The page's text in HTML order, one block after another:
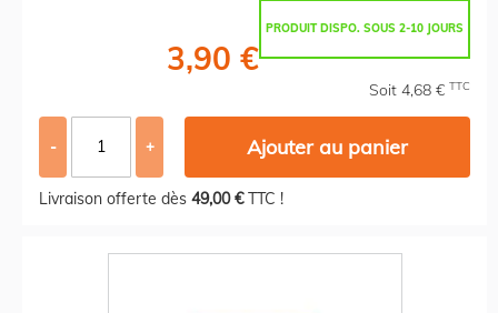
PRODUIT DISPO. SOUS 2-10 JOURS
3,90 €
Soit 4,68 € TTC
- + Ajouter au panier
Livraison offerte dès 49,00 €TTC !